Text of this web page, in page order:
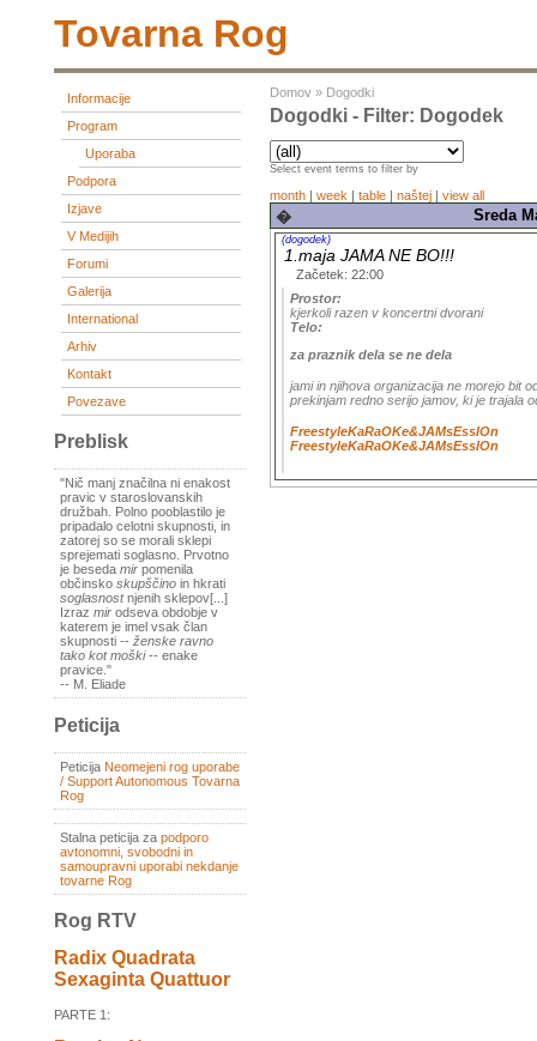
Tovarna Rog
Informacije
Program
Uporaba
Podpora
Izjave
V Medijih
Forumi
Galerija
International
Arhiv
Kontakt
Povezave
Preblisk
"Nič manj značilna ni enakost
pravic v staroslovanskih
družbah. Polno pooblastilo je
pripadalo celotni skupnosti, in
zatorej so se morali sklepi
sprejemati soglasno. Prvotno
je beseda mir pomenila
občinsko skupščino in hkrati
soglasnostnjenih sklepov[...]
Izraz mir odseva obdobje v
katerem je imel vsak član
skupnosti -- ženske ravno
tako kot moški-- enake
pravice."
-- M. Eliade
Peticija
Peticija Neomejeni rog uporabe
/ Support Autonomous Tovarna
Rog
Stalna peticija za podporo
avtonomni, svobodni in
samoupravni uporabi nekdanje
tovarne Rog
Rog RTV
Radix Quadrata
Sexaginta Quattuor
PARTE 1:
Domov » Dogodki
Dogodki - Filter: Dogodek
Select event terms to filter by
month | week | table | naštej | view all
� Sreda
(dogodek)
1.maja JAMA NE BO!!!
Začetek: 22:00
Prostor:
kjerkoli razen v koncertni dvorani
Telo:
za praznik dela se ne dela
jami in njihova organizacija ne morejo bit
prekinjam redno serijo jamov, ki je trajala
FreestyleKaRaOKe&JAMsEssIOn
FreestyleKaRaOKe&JAMsEssIOn